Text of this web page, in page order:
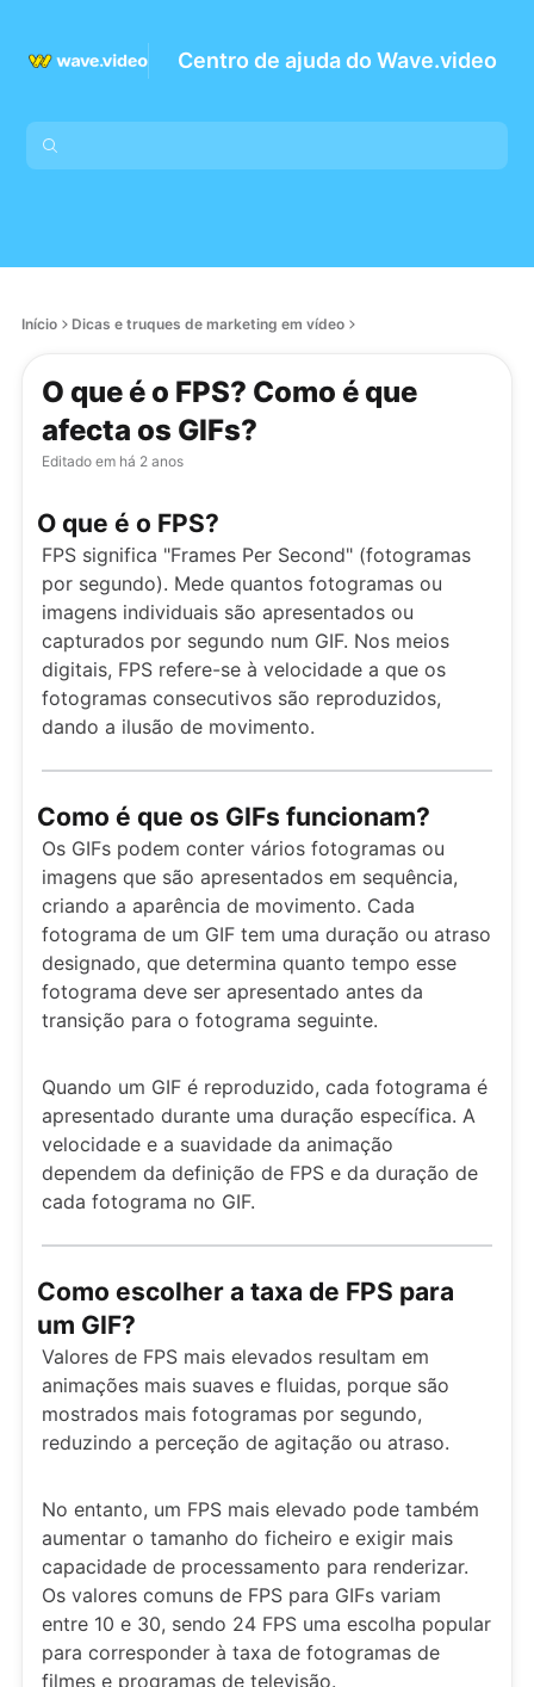
Centro de ajuda do Wave.video
Início Dicas e truques de marketing em vídeo
O que é o FPS? Como é que
afecta os GIFs?
Editado em há 2 anos
O que é o FPS?
FPS significa "Frames Per Second" (fotogramas
por segundo). Mede quantos fotogramas ou
imagens individuais são apresentados ou
capturados por segundo num GIF. Nos meios
digitais, FPS refere-se à velocidade a que os
fotogramas consecutivos são reproduzidos,
dando a ilusão de movimento.
Como é que os GIFs funcionam?
Os GIFs podem conter vários fotogramas ou
imagens que são apresentados em sequência,
criando a aparência de movimento. Cada
fotograma de um GIF tem uma duração ou atraso
designado, que determina quanto tempo esse
fotograma deve ser apresentado antes da
transição para o fotograma seguinte.
Quando um GIF é reproduzido, cada fotograma é
apresentado durante uma duração específica. A
velocidade e a suavidade da animação
dependem da definição de FPS e da duração de
cada fotograma no GIF.
Como escolher a taxa de FPS para
um GIF?
Valores de FPS mais elevados resultam em
animações mais suaves e fluidas, porque são
mostrados mais fotogramas por segundo,
reduzindo a perceção de agitação ou atraso.
No entanto, um FPS mais elevado pode também
aumentar o tamanho do ficheiro e exigir mais
capacidade de processamento para renderizar.
Os valores comuns de FPS para GIFs variam
entre 10 e 30, sendo 24 FPS uma escolha popular
para corresponder à taxa de fotogramas de
filmes e programas de televisão.